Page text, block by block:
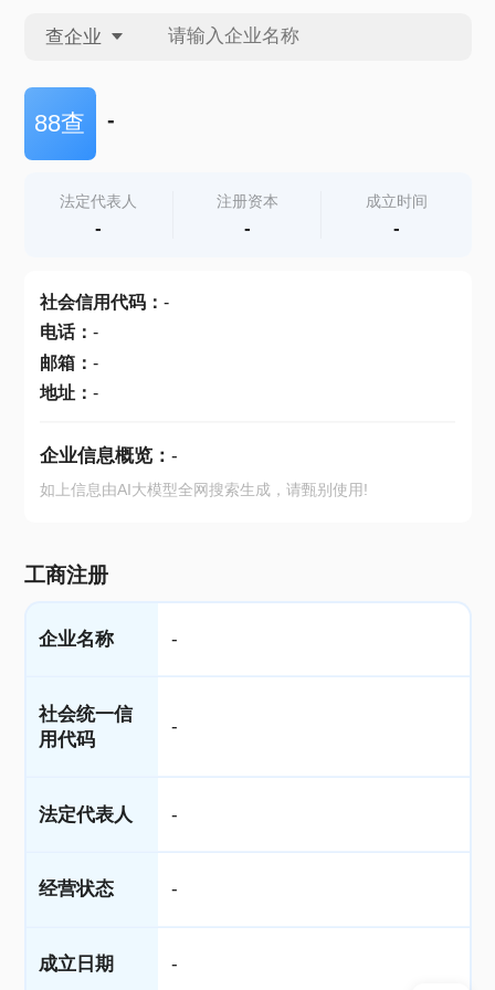
查企业
查企业
查产地
88查 -
法定代表人
-
注册资本
-
成立时间
-
社会信用代码： -
电话： -
邮箱： -
地址： -
企业信息概览： -
如上信息由AI大模型全网搜索生成，请甄别使用!
工商注册
企业名称 -
社会统一信
用代码
-
法定代表人 -
经营状态 -
成立日期 -